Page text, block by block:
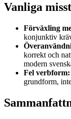
Vanliga
Förväxling
konjunktiv
korrekt och
modern
Fel verbform:
grundform,